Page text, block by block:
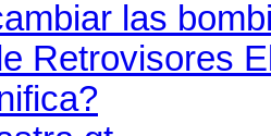
las
Retrovisores